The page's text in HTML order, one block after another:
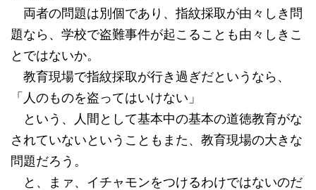
両者の問題は別個であり、指紋採取が由々しき問
題なら、学校で盗難事件が起こることも由々しきこ
とではないか。
教育現場で指紋採取が行き過ぎだというなら、
「人のものを盗ってはいけない」
という、人間として基本中の基本の道徳教育がな
されていないということもまた、教育現場の大きな
問題だろう。
と、まァ、イチャモンをつけるわけではないのだ